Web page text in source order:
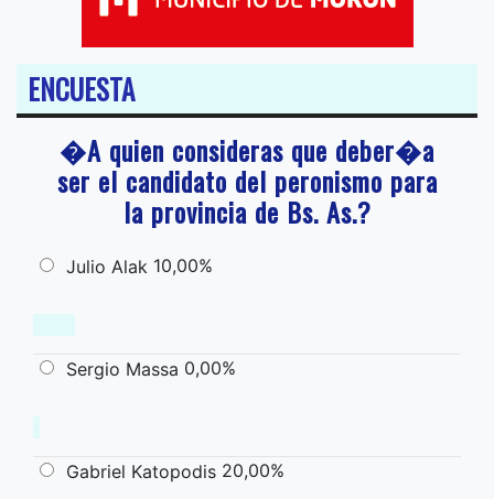
ENCUESTA
�A quien consideras que deber�a
ser el candidato del peronismo para
la provincia de Bs. As.?
Julio Alak 10,00%
Sergio Massa 0,00%
Gabriel Katopodis 20,00%